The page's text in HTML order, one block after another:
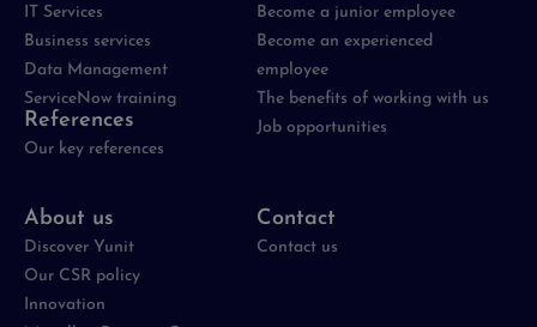
IT Services
Business services
Data Management
ServiceNow training
References
Our key references
Become a junior employee
Become an experienced
employee
The benefits of working with us
Job opportunities
About us
Discover Yunit
Our CSR policy
Innovation
Contact
Contact us